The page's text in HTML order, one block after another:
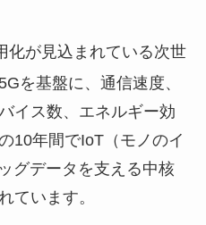
化が見込まれている次世
を基盤に、通信速度、
イス数、エネルギー効
10年間でIoT（モノのイ
グデータを支える中核
ています。